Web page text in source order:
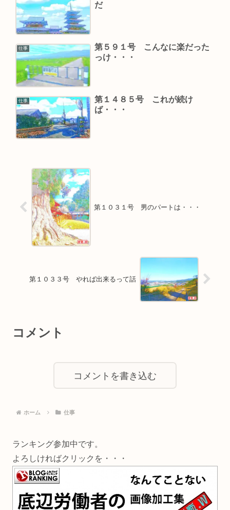
だ
仕事
第５９１号 こんなに楽だった
っけ・・・
仕事
第１４８５号 これが続け
ば・・・
第１０３１号 男のパートは・・・
第１０３３号 やれば出来るって話
コメント
コメントを書き込む
ホーム 仕事
ランキング参加中です。
よろしければクリックを・・・